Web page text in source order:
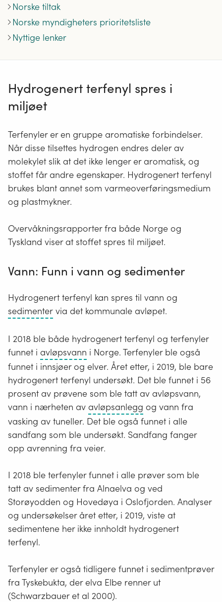
Norske tiltak
Norske myndigheters prioritetsliste
Nyttige lenker
Hydrogenert terfenyl spres i
miljøet
Terfenyler er en gruppe aromatiske forbindelser.
Når disse tilsettes hydrogen endres deler av
molekylet slik at det ikke lenger er aromatisk, og
stoffet får andre egenskaper. Hydrogenert terfenyl
brukes blant annet som varmeoverføringsmedium
og plastmykner.
Overvåkningsrapporter fra både Norge og
Tyskland viser at stoffet spres til miljøet.
Vann: Funn i vann og sedimenter
Hydrogenert terfenyl kan spres til vann og
sedimenterSedimenter
løse
masser
av
stein,
grus,
sand,
silt,
leire
og
etter
dyr
og
planter
som
i
sjø
og
via det kommunale avløpet.
I 2018 ble både hydrogenert terfenyl og terfenyler
funnet i avløpsvann Omfatter
både
sanitært
avløpsvann,
industrielt
avløp
og
overvann.
kan
bestå
av
en
blanding
komponentene,
eller
bare
i Norge. Terfenyler ble også
funnet i innsjøer og elver. Året etter, i 2019, ble bare
hydrogenert terfenyl undersøkt. Det ble funnet i 56
prosent av prøvene som ble tatt av avløpsvann,
vann i nærheten av avløpsanlegg Ethvert
anlegg
for
avløpsvann,
og
som
består
av
flere
av
og vann fra
vasking av tuneller. Det ble også funnet i alle
sandfang som ble undersøkt. Sandfang fanger
opp avrenning fra veier.
I 2018 ble terfenyler funnet i alle prøver som ble
tatt av sedimenter fra Alnaelva og ved
Storøyodden og Hovedøya i Oslofjorden. Analyser
og undersøkelser året etter, i 2019, viste at
sedimentene her ikke innholdt hydrogenert
terfenyl.
Terfenyler er også tidligere funnet i sedimentprøver
fra Tyskebukta, der elva Elbe renner ut
(Schwarzbauer et al 2000).